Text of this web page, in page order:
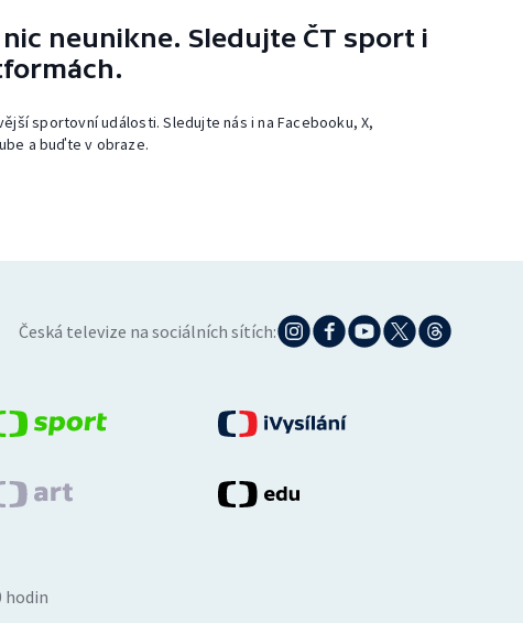
neunikne. Sledujte ČT sport i
sportovní události. Sledujte nás i na Facebooku, X,
a buďte v obraze.
Česká televize na sociálních sítích:
hodin